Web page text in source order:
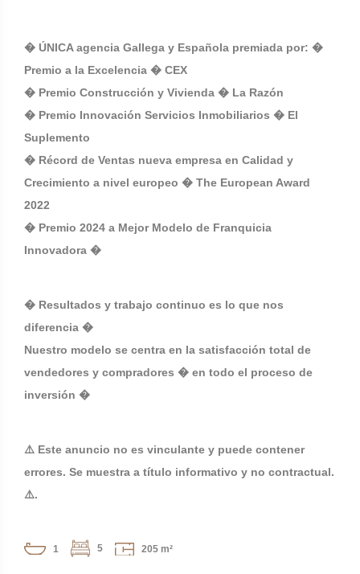
� ÚNICA agencia Gallega y Española premiada por: �
Premio a la Excelencia � CEX
� Premio Construcción y Vivienda � La Razón
� Premio Innovación Servicios Inmobiliarios � El
Suplemento
� Récord de Ventas nueva empresa en Calidad y
Crecimiento a nivel europeo � The European Award
2022
� Premio 2024 a Mejor Modelo de Franquicia
Innovadora �
� Resultados y trabajo continuo es lo que nos
diferencia �
Nuestro modelo se centra en la satisfacción total de
vendedores y compradores � en todo el proceso de
inversión �
⚠️ Este anuncio no es vinculante y puede contener
errores. Se muestra a título informativo y no contractual.
⚠️.
1 5 205 m²